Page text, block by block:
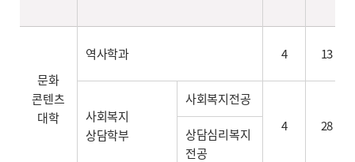
문화
콘텐츠
대학
역사학과 4 13
사회복지
상담학부
사회복지전공
4
28
상담심리복지
전공